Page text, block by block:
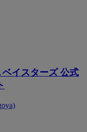
イスターズ 公式